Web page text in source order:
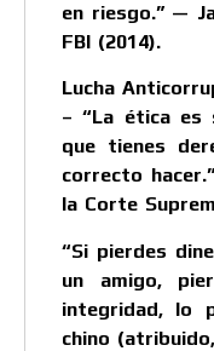
en riesgo.” —
FBI (2014).
Lucha
– “La ética es
que tienes
correcto
la Corte
“Si pierdes
un amigo,
integridad, lo
chino